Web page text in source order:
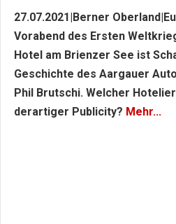
27.07.2021|Berner
Vorabend des Ersten
Hotel am Brienzer See ist
Geschichte des Aargauer
Phil Brutschi. Welcher
derartiger Publicity? Mehr...